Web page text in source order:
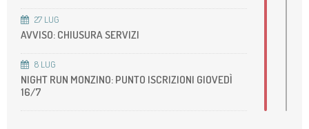
27 LUG
AVVISO: CHIUSURA SERVIZI
8 LUG
NIGHT RUN MONZINO: PUNTO ISCRIZIONI GIOVEDÌ
16/7